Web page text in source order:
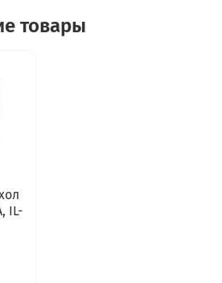
товары
IL-